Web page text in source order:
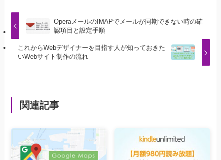
OperaメールのIMAPでメールが同期できない時の確
認項目と設定手順
これからWebデザイナーを目指す人が知っておきた
いWebサイト制作の流れ
関連記事